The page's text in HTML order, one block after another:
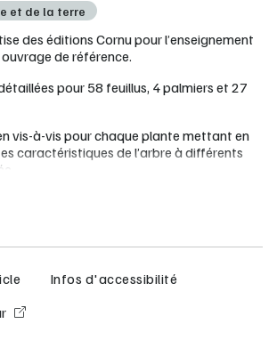
et de la terre
des éditions Cornu pour l’enseignement
de référence.
pour 58 feuillus, 4 palmiers et 27
vis-à-vis pour chaque plante mettant en
caractéristiques de l’arbre à différents
pour faciliter l’apprentissage de la
Infos d'accessibilité